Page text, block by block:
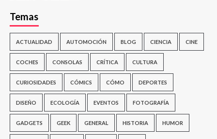
Temas
ACTUALIDAD AUTOMOCIÓN BLOG CIENCIA CINE
COCHES CONSOLAS CRÍTICA CULTURA
CURIOSIDADES CÓMICS CÓMO DEPORTES
DISEÑO ECOLOGÍA EVENTOS FOTOGRAFÍA
GADGETS GEEK GENERAL HISTORIA HUMOR